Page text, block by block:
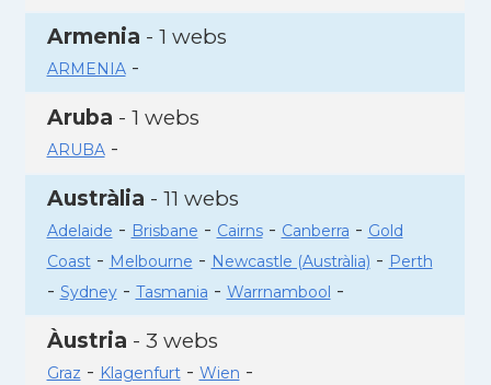
Armenia - 1 webs
ARMENIA-
Aruba - 1 webs
ARUBA-
Austràlia - 11 webs
Adelaide - Brisbane - Cairns- Canberra - Gold
Coast- Melbourne - Newcastle (Austràlia) - Perth
- Sydney- Tasmania - Warrnambool -
Àustria - 3 webs
Graz - Klagenfurt- Wien -